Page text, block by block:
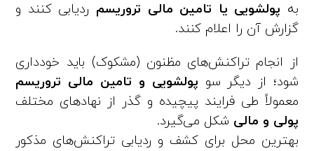
به پولشویی یا تامین مالی تروریسم ردیابی کنند و
گزارش آن را اعلام کنند.
از انجام تراکنش‌های مظنون (مشکوک) باید خودداری
شود؛ از دیگر سو پولشویی و تامین مالی تروریسم
معمولاً طی فرایند پیچیده و گذر از نهادهای مختلف
پولی و مالی شکل می‌گیرد.
بهترین محل برای کشف و ردیابی تراکنش‌های مذکور